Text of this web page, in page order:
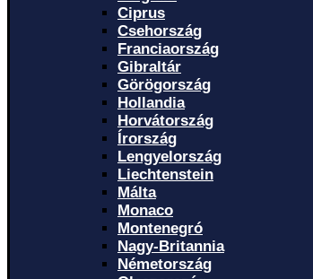
Ciprus
Csehország
Franciaország
Gibraltár
Görögország
Hollandia
Horvátország
Írország
Lengyelország
Liechtenstein
Málta
Monaco
Montenegró
Nagy-Britannia
Németország